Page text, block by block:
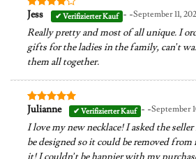
Bewertet
von 5
Jess - -September 11,
Really pretty and most of all unique. I
gifts for the ladies in the family, can’t
them all together.
Bewertet
5
Julianne - -September
I love my new necklace! I asked the
be designed so it could be removed from